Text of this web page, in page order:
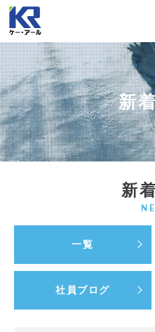
新
新
一覧
社員ブログ